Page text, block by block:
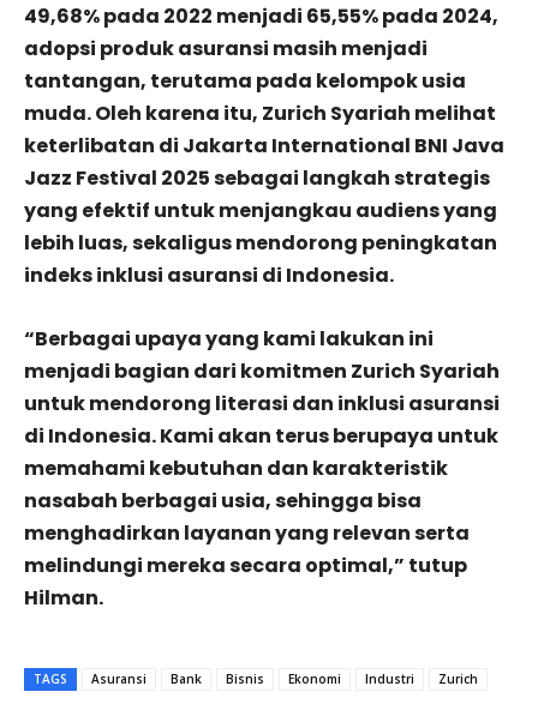
49,68% pada 2022 menjadi 65,55% pada 2024,
adopsi produk asuransi masih menjadi
tantangan, terutama pada kelompok usia
muda. Oleh karena itu, Zurich Syariah melihat
keterlibatan di Jakarta International BNI Java
Jazz Festival 2025 sebagai langkah strategis
yang efektif untuk menjangkau audiens yang
lebih luas, sekaligus mendorong peningkatan
indeks inklusi asuransi di Indonesia.
“Berbagai upaya yang kami lakukan ini
menjadi bagian dari komitmen Zurich Syariah
untuk mendorong literasi dan inklusi asuransi
di Indonesia. Kami akan terus berupaya untuk
memahami kebutuhan dan karakteristik
nasabah berbagai usia, sehingga bisa
menghadirkan layanan yang relevan serta
melindungi mereka secara optimal,” tutup
Hilman.
TAGS Asuransi Bank Bisnis Ekonomi Industri Zurich